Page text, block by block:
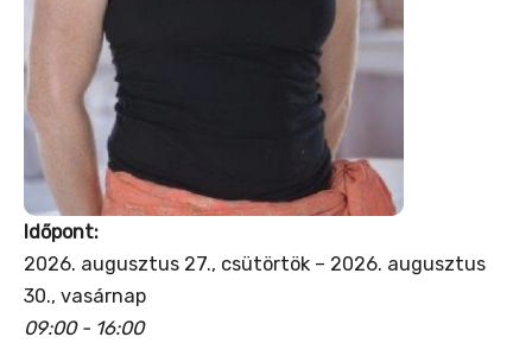
Időpont:
2026. augusztus 27., csütörtök – 2026. augusztus
30., vasárnap
09:00 - 16:00